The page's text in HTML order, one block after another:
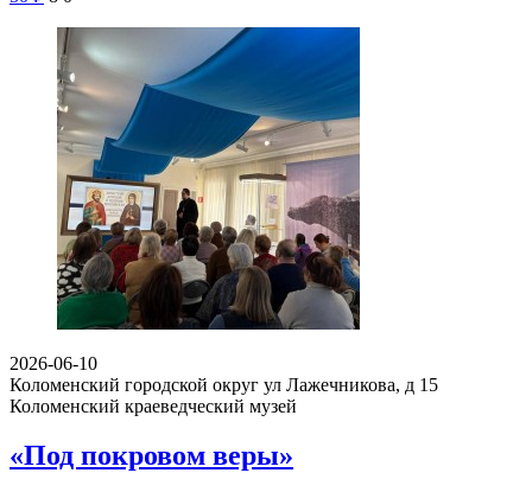
2026-06-10
Коломенский городской округ ул Лажечникова, д 15
Коломенский краеведческий музей
«Под покровом веры»